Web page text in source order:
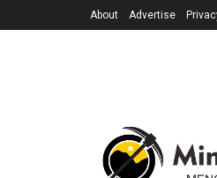
About Advertise